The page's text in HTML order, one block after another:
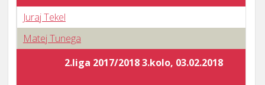
Juraj Tekel
Matej Tunega
2.liga 2017/2018 3.kolo, 03.02.2018